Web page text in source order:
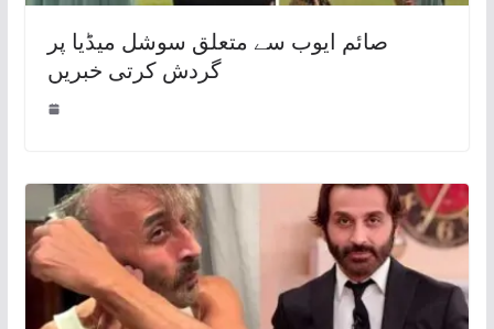
صائم ایوب سے متعلق سوشل میڈیا پر
گردش کرتی خبریں